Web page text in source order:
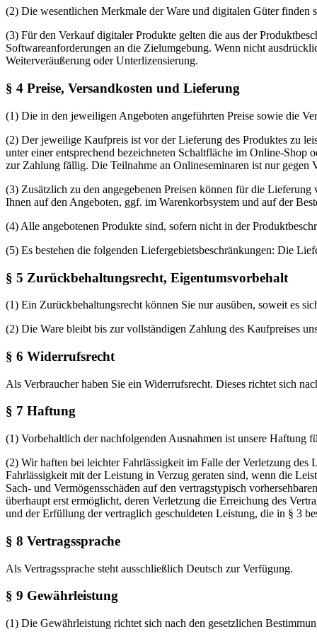
(2) Die wesentlichen Merkmale der Ware und digitalen Güter finden
(3) Für den Verkauf digitaler Produkte gelten die aus der
Softwareanforderungen an die Zielumgebung. Wenn nicht
Weiterveräußerung oder Unterlizensierung.
§ 4 Preise, Versandkosten und Lieferung
(1) Die in den jeweiligen Angeboten angeführten Preise sowie die
(2) Der jeweilige Kaufpreis ist vor der Lieferung des Produktes zu
unter einer entsprechend bezeichneten Schaltfläche im Online-
zur Zahlung fällig. Die Teilnahme an Onlineseminaren ist nur gegen
(3) Zusätzlich zu den angegebenen Preisen können für die
Ihnen auf den Angeboten, ggf. im Warenkorbsystem und auf der
(4) Alle angebotenen Produkte sind, sofern nicht in der
(5) Es bestehen die folgenden Liefergebietsbeschränkungen: Die
§ 5 Zurückbehaltungsrecht, Eigentumsvorbehalt
(1) Ein Zurückbehaltungsrecht können Sie nur ausüben, soweit es
(2) Die Ware bleibt bis zur vollständigen Zahlung des Kaufpreises
§ 6 Widerrufsrecht
Als Verbraucher haben Sie ein Widerrufsrecht. Dieses richtet sich
§ 7 Haftung
(1) Vorbehaltlich der nachfolgenden Ausnahmen ist unsere Haftung
(2) Wir haften bei leichter Fahrlässigkeit im Falle der Verletzung
Fahrlässigkeit mit der Leistung in Verzug geraten sind, wenn die
Sach- und Vermögensschäden auf den vertragstypisch
überhaupt erst ermöglicht, deren Verletzung die Erreichung des
und der Erfüllung der vertraglich geschuldeten Leistung, die in § 3
§ 8 Vertragssprache
Als Vertragssprache steht ausschließlich Deutsch zur Verfügung.
§ 9 Gewährleistung
(1) Die Gewährleistung richtet sich nach den gesetzlichen